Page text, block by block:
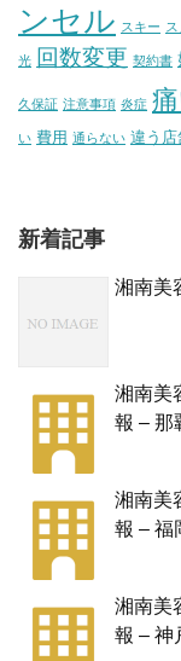
ンセル スキー
光 回数変更 契約書
久保証 注意事項 炎症
い 費用 通らない 違う店
新着記事
湘南美
湘南美
報 – 那
湘南美
報 – 福
湘南美
報 – 神